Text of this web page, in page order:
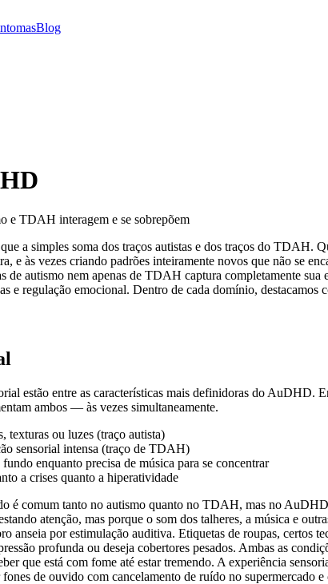
Blog
e TDAH interagem e se sobrepõem
a simples soma dos traços autistas e dos traços do TDAH.
e às vezes criando padrões inteiramente novos que não se
de autismo nem apenas de TDAH captura completamente
e regulação emocional. Dentro de cada domínio,
estão entre as características mais definidoras do
ambos — às vezes simultaneamente.
texturas ou luzes (traço autista)
sensorial intensa (traço de TDAH)
enquanto precisa de música para se concentrar
a crises quanto a hiperatividade
é comum tanto no autismo quanto no TDAH, mas no
atenção, mas porque o som dos talheres, a música e
anseia por estimulação auditiva. Etiquetas de roupas, certos
profunda ou deseja cobertores pesados. Ambas as
que está com fome até estar tremendo. A experiência
de ouvido com cancelamento de ruído no supermercado